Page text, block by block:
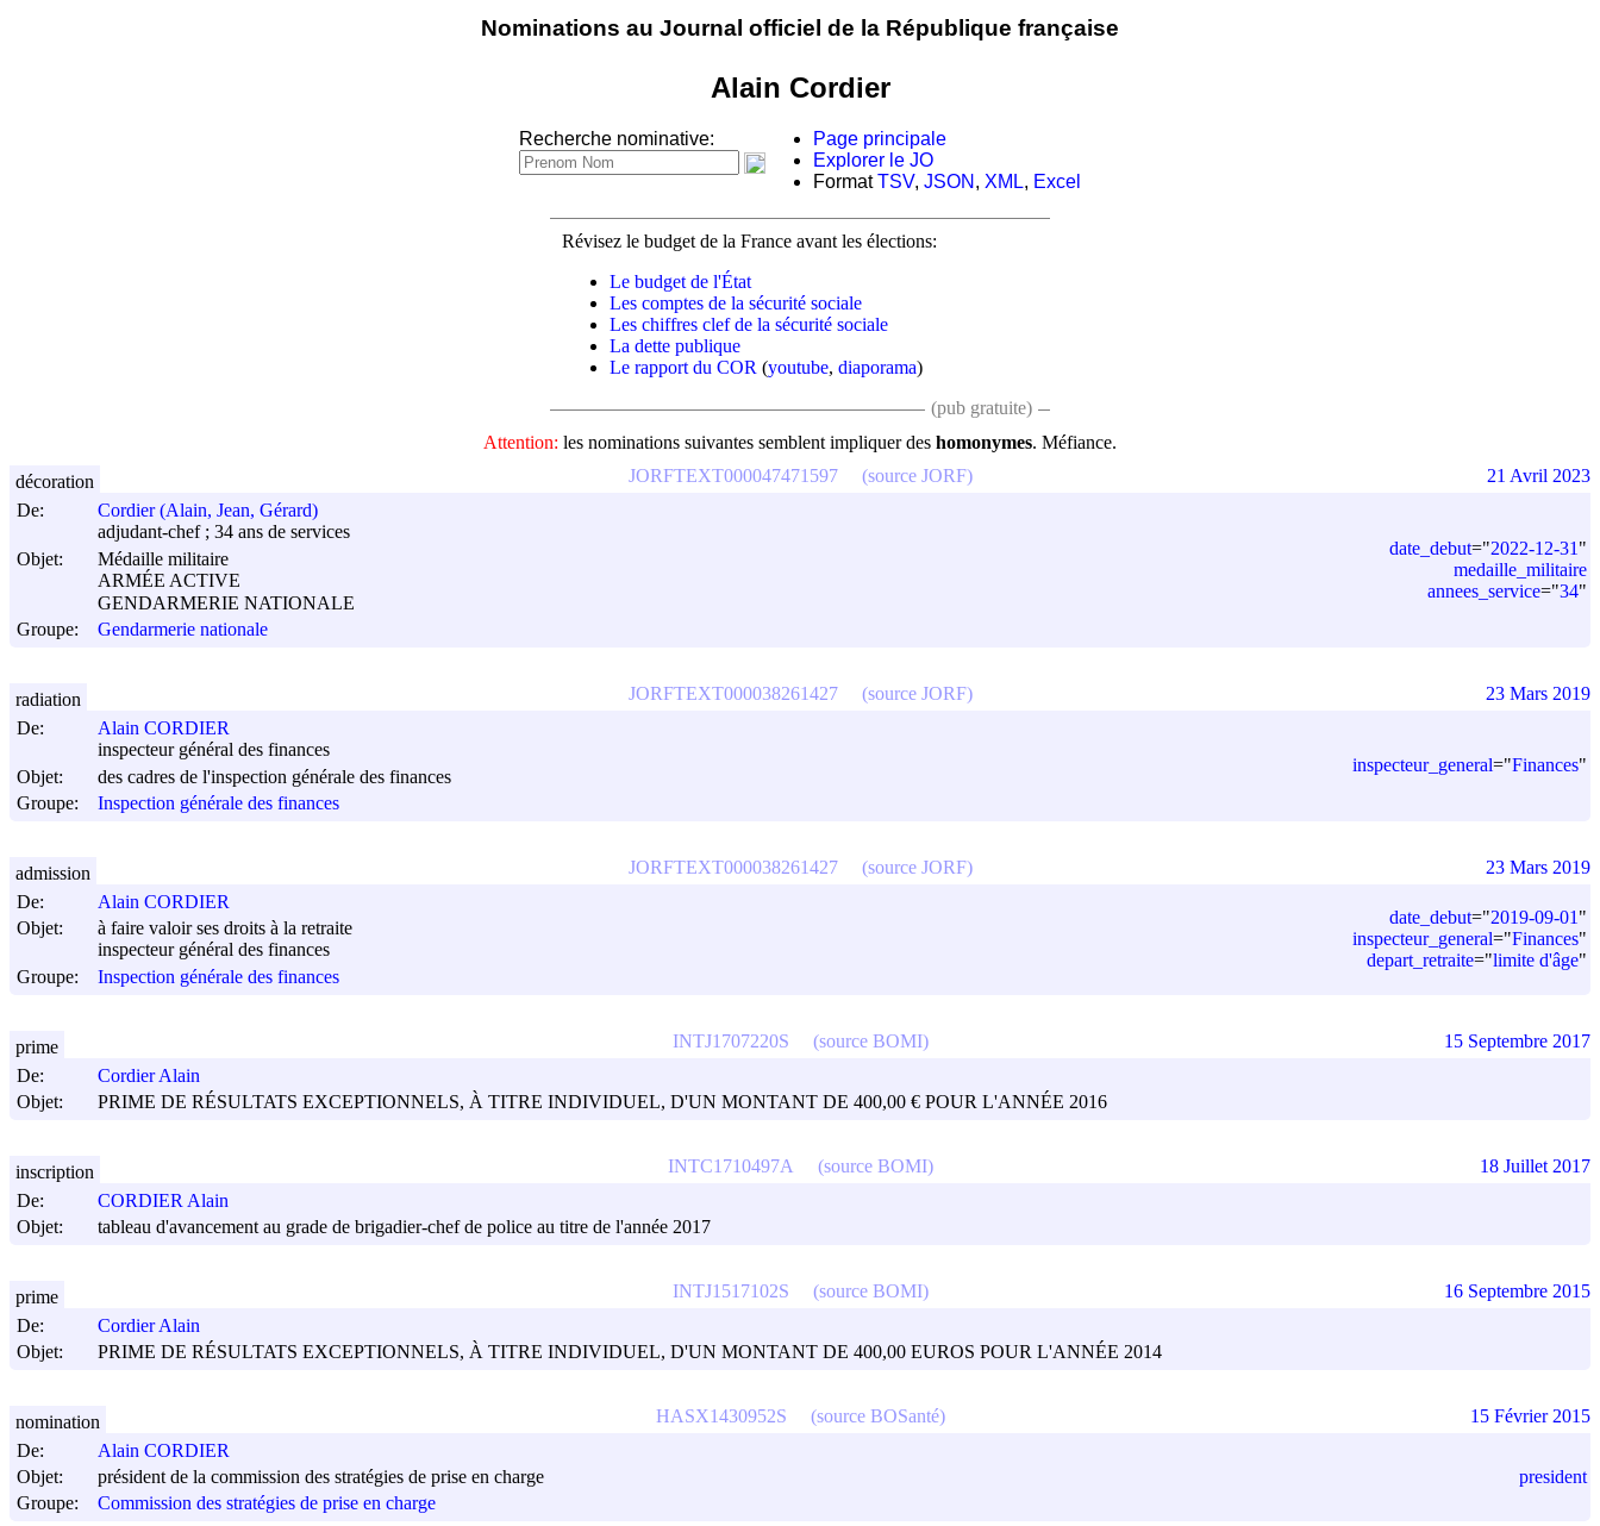
Nominations au Journal officiel de la République française
Alain Cordier
Recherche nominative:
Page principale
Explorer le JO
FormatTSV, JSON , XML, Excel
Révisez le budget de la France avant les élections:
Le budget de l'État
Les comptes de la sécurité sociale
Les chiffres clef de la sécurité sociale
La dette publique
Le rapport du COR (youtube, diaporama)
(pub gratuite)
Attention: les nominations suivantes semblent impliquer des homonymes. Méfiance.
De:
Cordier (Alain, Jean, Gérard)
adjudant-chef ; 34 ans de services
Objet:
Médaille militaire
ARMÉE ACTIVE
GENDARMERIE NATIONALE
Groupe:
Gendarmerie nationale
date_debut="2022-12-31 "
medaille_militaire
annees_service="34"
JORFTEXT000047471597 (source JORF)
décoration 21 Avril 2023
De:
Alain CORDIER
inspecteur général des finances
Objet:
des cadres de l'inspection générale des finances
Groupe:
Inspection générale des finances
inspecteur_general="Finances"
JORFTEXT000038261427 (source JORF)
radiation 23 Mars 2019
De:
Alain CORDIER
Objet:
à faire valoir ses droits à la retraite
inspecteur général des finances
Groupe:
Inspection générale des finances
date_debut="2019-09-01 "
inspecteur_general="Finances"
depart_retraite="limite d'âge"
JORFTEXT000038261427 (source JORF)
admission 23 Mars 2019
De:
Cordier Alain
Objet:
PRIME DE RÉSULTATS EXCEPTIONNELS, À TITRE INDIVIDUEL, D'UN MONTANT DE 400,00 € POUR L'ANNÉE 2016
INTJ1707220S (source BOMI)
prime 15 Septembre 2017
De:
CORDIER Alain
Objet:
tableau d'avancement au grade de brigadier-chef de police au titre de l'année 2017
INTC1710497A (source BOMI)
inscription 18 Juillet 2017
De:
Cordier Alain
Objet:
PRIME DE RÉSULTATS EXCEPTIONNELS, À TITRE INDIVIDUEL, D'UN MONTANT DE 400,00 EUROS POUR L'ANNÉE 2014
INTJ1517102S (source BOMI)
prime 16 Septembre 2015
De:
Alain CORDIER
Objet:
président de la commission des stratégies de prise en charge
Groupe:
Commission des stratégies de prise en charge
president
HASX1430952S (source BOSanté)
nomination 15 Février 2015